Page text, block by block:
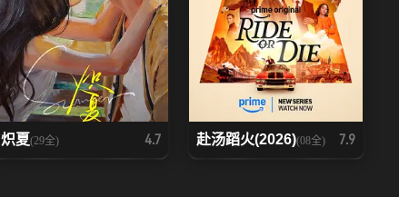
炽夏(29全) 4.7 赴汤蹈火(2026)(08全) 7.9